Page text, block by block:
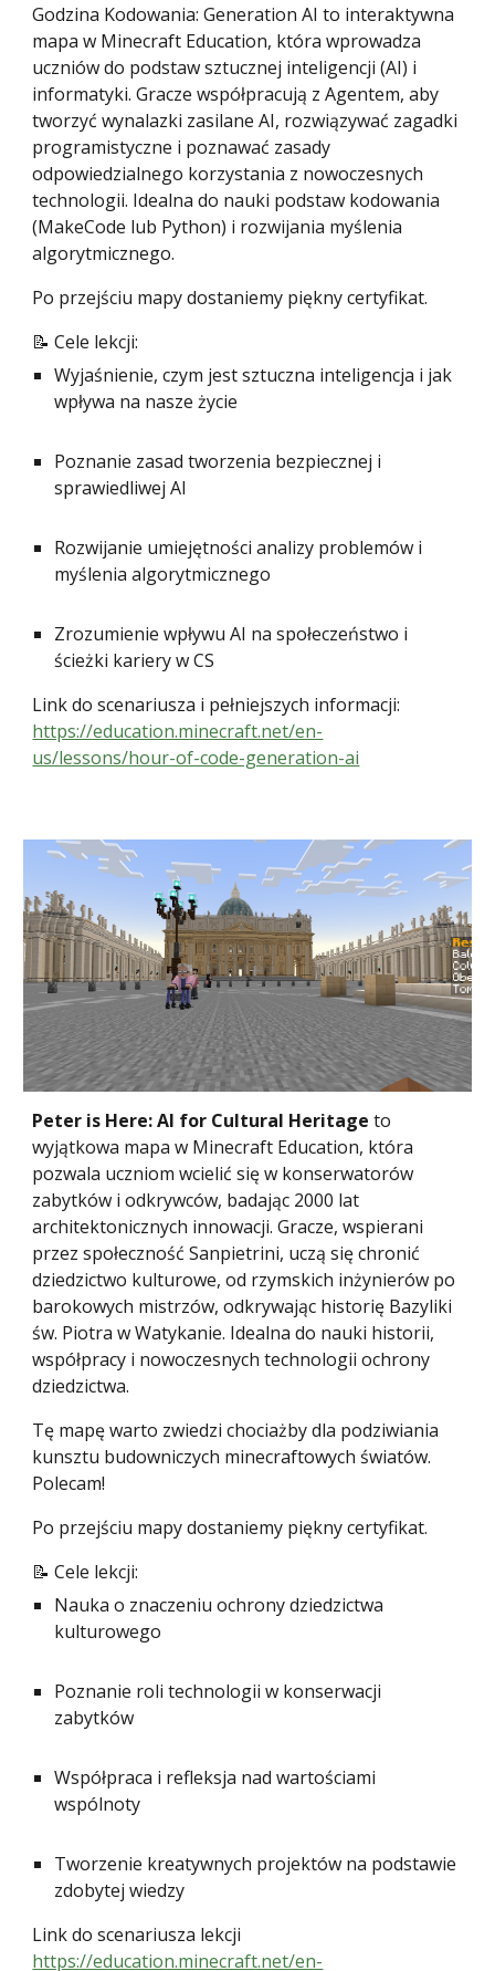
Godzina Kodowania: Generation AI to interaktywna
mapa w Minecraft Education, która wprowadza
uczniów do podstaw sztucznej inteligencji (AI) i
informatyki. Gracze współpracują z Agentem, aby
tworzyć wynalazki zasilane AI, rozwiązywać zagadki
programistyczne i poznawać zasady
odpowiedzialnego korzystania z nowoczesnych
technologii. Idealna do nauki podstaw kodowania
(MakeCode lub Python) i rozwijania myślenia
algorytmicznego.
Po przejściu mapy dostaniemy piękny certyfikat.
📝 Cele lekcji:
Wyjaśnienie, czym jest sztuczna inteligencja i jak
wpływa na nasze życie
Poznanie zasad tworzenia bezpiecznej i
sprawiedliwej AI
Rozwijanie umiejętności analizy problemów i
myślenia algorytmicznego
Zrozumienie wpływu AI na społeczeństwo i
ścieżki kariery w CS
Link do scenariusza i pełniejszych informacji:
https://education.minecraft.net/en-
us/lessons/hour-of-code-generation-ai
Peter is Here: AI for Cultural Heritage to
wyjątkowa mapa w Minecraft Education, która
pozwala uczniom wcielić się w konserwatorów
zabytków i odkrywców, badając 2000 lat
architektonicznych innowacji. Gracze, wspierani
przez społeczność Sanpietrini, uczą się chronić
dziedzictwo kulturowe, od rzymskich inżynierów po
barokowych mistrzów, odkrywając historię Bazyliki
św. Piotra w Watykanie. Idealna do nauki historii,
współpracy i nowoczesnych technologii ochrony
dziedzictwa.
Tę mapę warto zwiedzi chociażby dla podziwiania
kunsztu budowniczych minecraftowych światów.
Polecam!
Po przejściu mapy dostaniemy piękny certyfikat.
📝 Cele lekcji:
Nauka o znaczeniu ochrony dziedzictwa
kulturowego
Poznanie roli technologii w konserwacji
zabytków
Współpraca i refleksja nad wartościami
wspólnoty
Tworzenie kreatywnych projektów na podstawie
zdobytej wiedzy
Link do scenariusza lekcji
https://education.minecraft.net/en-